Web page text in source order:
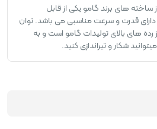
بادی گامو هانتر 1250 از ساخته های برند گامو یکی از قابل
قدرت و سرعت مناسبی می باشد. توان
های بالای تولیدات گامو است و به
شکار و تیراندازی کنید.